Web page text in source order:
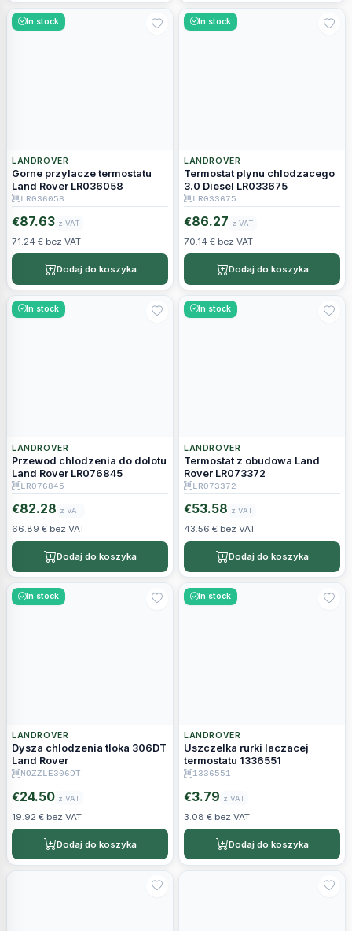
In stock
LANDROVER
Gorne przylacze termostatu
Land Rover LR036058
LR036058
€87.63 z VAT
71.24 € bez VAT
Dodaj do koszyka
In stock
LANDROVER
Termostat plynu chlodzacego
3.0 Diesel LR033675
LR033675
€86.27 z VAT
70.14 € bez VAT
Dodaj do koszyka
In stock
LANDROVER
Przewod chlodzenia do dolotu
Land Rover LR076845
LR076845
€82.28 z VAT
66.89 € bez VAT
Dodaj do koszyka
In stock
LANDROVER
Termostat z obudowa Land
Rover LR073372
LR073372
€53.58 z VAT
43.56 € bez VAT
Dodaj do koszyka
In stock
LANDROVER
Dysza chlodzenia tloka 306DT
Land Rover
NOZZLE306DT
€24.50 z VAT
19.92 € bez VAT
Dodaj do koszyka
In stock
LANDROVER
Uszczelka rurki laczacej
termostatu 1336551
1336551
€3.79 z VAT
3.08 € bez VAT
Dodaj do koszyka